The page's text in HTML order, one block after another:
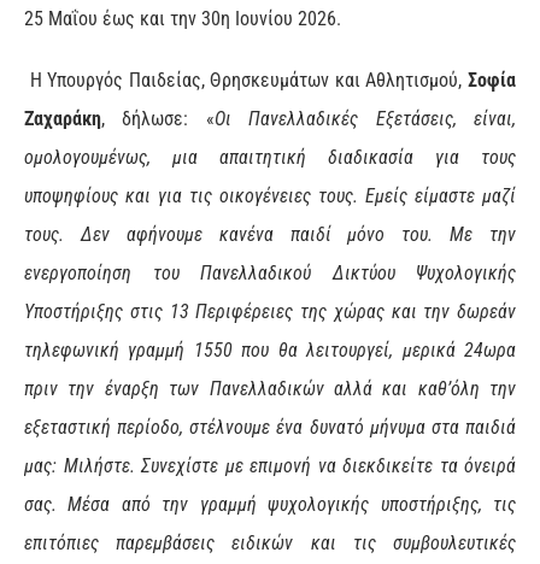
25 Μαΐου έως και την 30η Ιουνίου 2026.
Η Υπουργός Παιδείας, Θρησκευμάτων και Αθλητισμού, Σοφία
Ζαχαράκη, δήλωσε: «Οι Πανελλαδικές Εξετάσεις, είναι,
ομολογουμένως, μια απαιτητική διαδικασία για τους
υποψηφίους και για τις οικογένειες τους. Εμείς είμαστε μαζί
τους. Δεν αφήνουμε κανένα παιδί μόνο του. Με την
ενεργοποίηση του Πανελλαδικού Δικτύου Ψυχολογικής
Υποστήριξης στις 13 Περιφέρειες της χώρας και την δωρεάν
τηλεφωνική γραμμή 1550 που θα λειτουργεί, μερικά 24ωρα
πριν την έναρξη των Πανελλαδικών αλλά και καθ’όλη την
εξεταστική περίοδο, στέλνουμε ένα δυνατό μήνυμα στα παιδιά
μας: Μιλήστε. Συνεχίστε με επιμονή να διεκδικείτε τα όνειρά
σας. Μέσα από την γραμμή ψυχολογικής υποστήριξης, τις
επιτόπιες παρεμβάσεις ειδικών και τις συμβουλευτικές